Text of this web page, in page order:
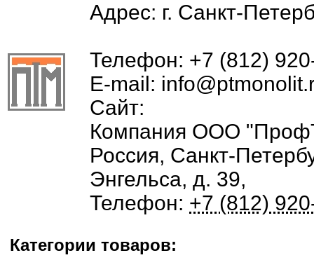
Адрес: г. Санкт-
Телефон: +7 (812)
E-mail:
Сайт:
Компания ООО
Россия, Санкт-
Энгельса, д. 39,
Телефон: +7 (812)
Категории товаров: